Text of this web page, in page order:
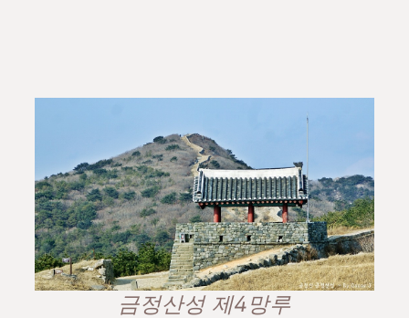
금정산성 제4망루